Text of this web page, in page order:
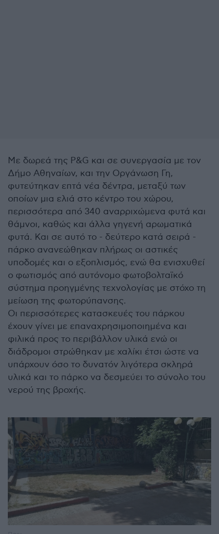
Με δωρεά της P&G και σε συνεργασία με τον
Δήμο Αθηναίων, και την Οργάνωση Γη,
φυτεύτηκαν επτά νέα δέντρα, μεταξύ των
οποίων μια ελιά στο κέντρο του χώρου,
περισσότερα από 340 αναρριχώμενα φυτά και
θάμνοι, καθώς και άλλα γηγενή αρωματικά
φυτά. Και σε αυτό το - δεύτερο κατά σειρά -
πάρκο ανανεώθηκαν πλήρως οι αστικές
υποδομές και ο εξοπλισμός, ενώ θα ενισχυθεί
ο φωτισμός από αυτόνομο φωτοβολταϊκό
σύστημα προηγμένης τεχνολογίας με στόχο τη
μείωση της φωτορύπανσης.
Οι περισσότερες κατασκευές του πάρκου
έχουν γίνει με επαναχρησιμοποιημένα και
φιλικά προς το περιβάλλον υλικά ενώ οι
διάδρομοι στρώθηκαν με χαλίκι έτσι ώστε να
υπάρχουν όσο το δυνατόν λιγότερα σκληρά
υλικά και το πάρκο να δεσμεύει το σύνολο του
νερού της βροχής.